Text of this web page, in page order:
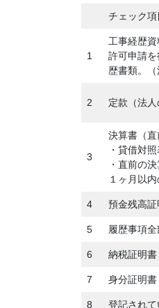
チェック項
1
工事経歴資
許可申請
歴書類。（
2 定款（法人
3
決算書（直
・貸借対
・直前の
１ヶ月以内
4 預金残高証
5 履歴事項
6 納税証明書
7 身分証明書
8 登記されて